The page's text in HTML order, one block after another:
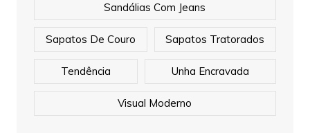
Sandálias Com Jeans
Sapatos De Couro Sapatos Tratorados
Tendência Unha Encravada
Visual Moderno